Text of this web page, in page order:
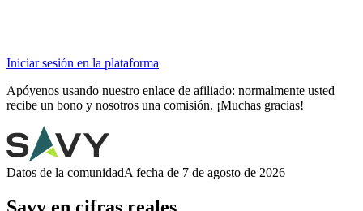
Iniciar sesión en la plataforma
Apóyenos usando nuestro enlace de afiliado: normalmente usted
recibe un bono y nosotros una comisión. ¡Muchas gracias!
Datos de la comunidadA fecha de 7 de agosto de 2026
Savy en cifras reales